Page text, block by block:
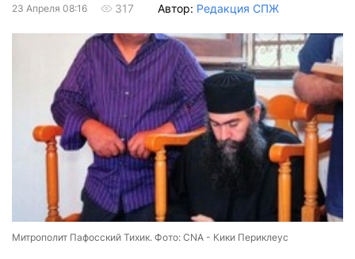
23 Апреля 08:16 317 Автор: Редакция СПЖ
Митрополит Пафосский Тихик. Фото: CNA - Кики Периклеус